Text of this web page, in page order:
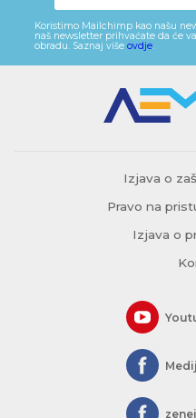
Koristimo Mailchimp kao našu
naš newsletter prihvaćate da će
obradu. Saznaj više ovdje
Izjava o
Pravo na
Izjava o